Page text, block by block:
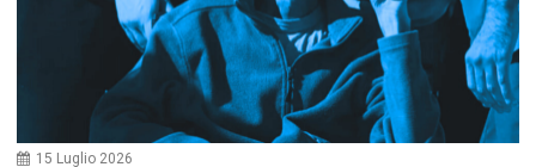
15 Luglio 2026